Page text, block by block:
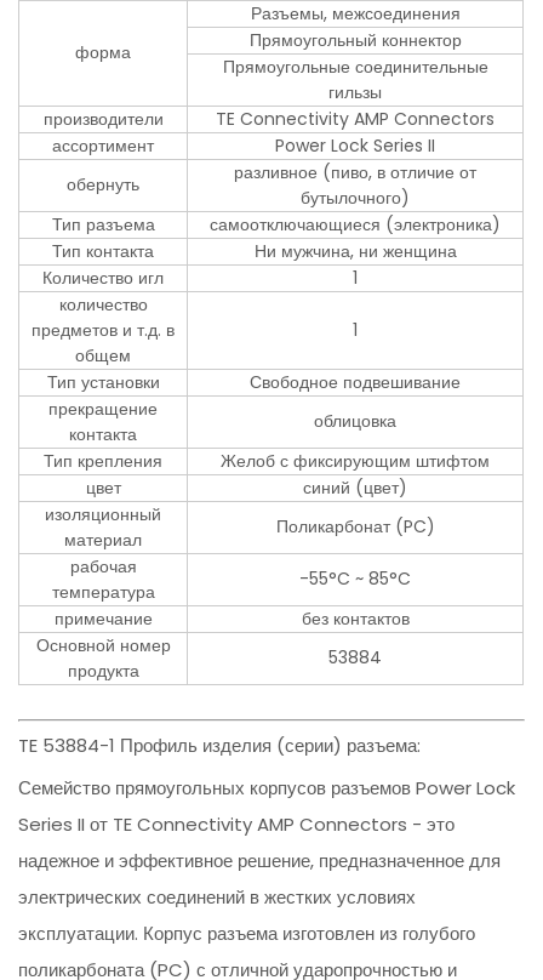
форма
Разъемы, межсоединения
Прямоугольный коннектор
Прямоугольные соединительные
гильзы
производители
TE Connectivity AMP Connectors
ассортимент
Power Lock Series II
обернуть
разливное (пиво, в отличие от
бутылочного)
Тип разъема
самоотключающиеся (электроника)
Тип контакта
Ни мужчина, ни женщина
Количество игл
1
количество
предметов и т.д. в
общем
1
Тип установки
Свободное подвешивание
прекращение
контакта
облицовка
Тип крепления
Желоб с фиксирующим штифтом
цвет
синий (цвет)
изоляционный
материал
Поликарбонат (PC)
рабочая
температура
-55°C ~ 85°C
примечание
без контактов
Основной номер
продукта
53884
TE 53884-1 Профиль изделия (серии) разъема:
Семейство прямоугольных корпусов разъемов Power Lock
Series II от TE Connectivity AMP Connectors - это
надежное и эффективное решение, предназначенное для
электрических соединений в жестких условиях
эксплуатации. Корпус разъема изготовлен из голубого
поликарбоната (PC) с отличной ударопрочностью и